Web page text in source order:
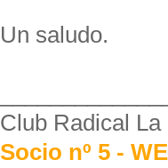
Un saludo.
Club Radical La
Socio nº 5 -